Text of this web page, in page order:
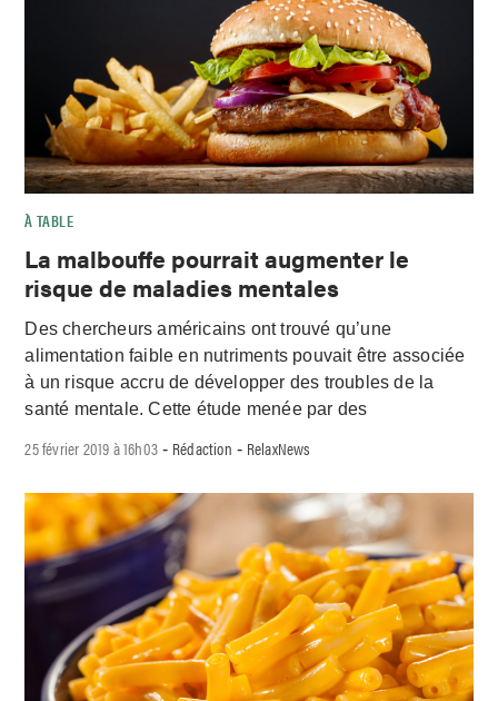
À TABLE
La malbouffe pourrait augmenter le
risque de maladies mentales
Des chercheurs américains ont trouvé qu’une
alimentation faible en nutriments pouvait être associée
à un risque accru de développer des troubles de la
santé mentale. Cette étude menée par des
25 février 2019 à 16h03 - Rédaction - RelaxNews